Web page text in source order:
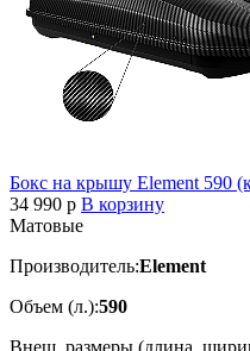
Бокс на крышу Element 590
34 990 p В корзину
Матовые
Производитель:Element
Объем (л.):590
Внеш. размеры (длина,